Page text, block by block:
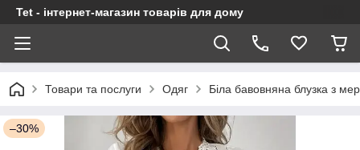
Tet - інтернет-магазин товарів для дому
Товари та послуги Одяг Біла бавовняна блузка з
–30%